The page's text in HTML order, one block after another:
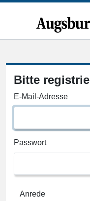
Bitte
E-Mail-Adresse
Passwort
Anrede